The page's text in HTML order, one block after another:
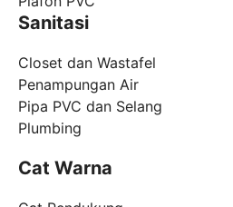
Sanitasi
Closet dan Wastafel
Penampungan Air
Pipa PVC dan Selang
Plumbing
Cat Warna